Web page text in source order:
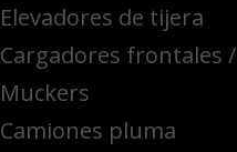
Elevadores de tijera
Cargadores frontales /
Muckers
Camiones pluma